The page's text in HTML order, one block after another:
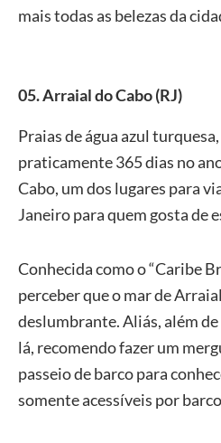
mais todas as belezas da
05. Arraial do Cabo (RJ)
Praias de água azul
praticamente 365 dias no
Cabo, um dos lugares para
Janeiro para quem gosta de
Conhecida como o “Caribe
perceber que o mar de
deslumbrante. Aliás, além
lá, recomendo fazer um
passeio de barco para
somente acessíveis por